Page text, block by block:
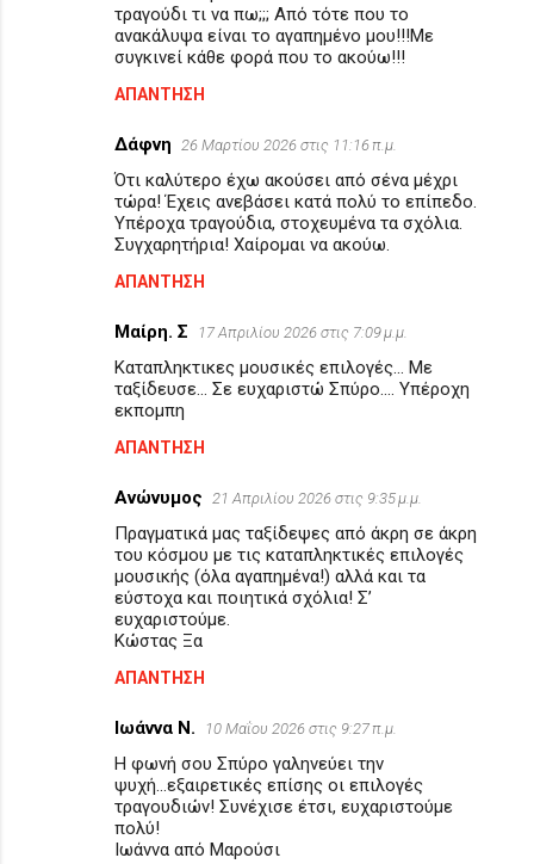
τραγούδι τι να πω;;; Από τότε που το
ανακάλυψα είναι το αγαπημένο μου!!!Με
συγκινεί κάθε φορά που το ακούω!!!
ΑΠΆΝΤΗΣΗ
Δάφνη 26 Μαρτίου 2026 στις 11:16 π.μ.
Ότι καλύτερο έχω ακούσει από σένα μέχρι
τώρα! Έχεις ανεβάσει κατά πολύ το επίπεδο.
Υπέροχα τραγούδια, στοχευμένα τα σχόλια.
Συγχαρητήρια! Χαίρομαι να ακούω.
ΑΠΆΝΤΗΣΗ
Μαίρη. Σ 17 Απριλίου 2026 στις 7:09 μ.μ.
Καταπληκτικες μουσικές επιλογές... Με
ταξίδευσε... Σε ευχαριστώ Σπύρο.... Υπέροχη
εκπομπη
ΑΠΆΝΤΗΣΗ
Ανώνυμος 21 Απριλίου 2026 στις 9:35 μ.μ.
Πραγματικά μας ταξίδεψες από άκρη σε άκρη
του κόσμου με τις καταπληκτικές επιλογές
μουσικής (όλα αγαπημένα!) αλλά και τα
εύστοχα και ποιητικά σχόλια! Σ’
ευχαριστούμε.
Κώστας Ξα
ΑΠΆΝΤΗΣΗ
Ιωάννα Ν. 10 Μαΐου 2026 στις 9:27 π.μ.
Η φωνή σου Σπύρο γαληνεύει την
ψυχή...εξαιρετικές επίσης οι επιλογές
τραγουδιών! Συνέχισε έτσι, ευχαριστούμε
πολύ!
Ιωάννα από Μαρούσι